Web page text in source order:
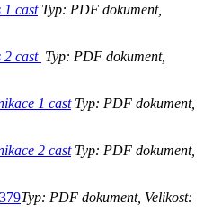
1 castTyp: PDF dokument,
2 cast Typ: PDF dokument,
1 castTyp: PDF dokument,
2 castTyp: PDF dokument,
Typ: PDF dokument, Velikost: